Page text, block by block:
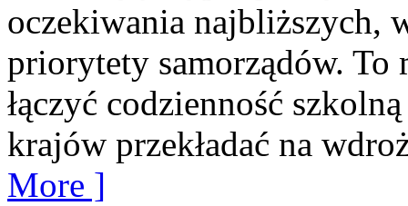
oczekiwania najbliższych,
priorytety samorządów. To
łączyć codzienność
krajów przekładać na
More ]